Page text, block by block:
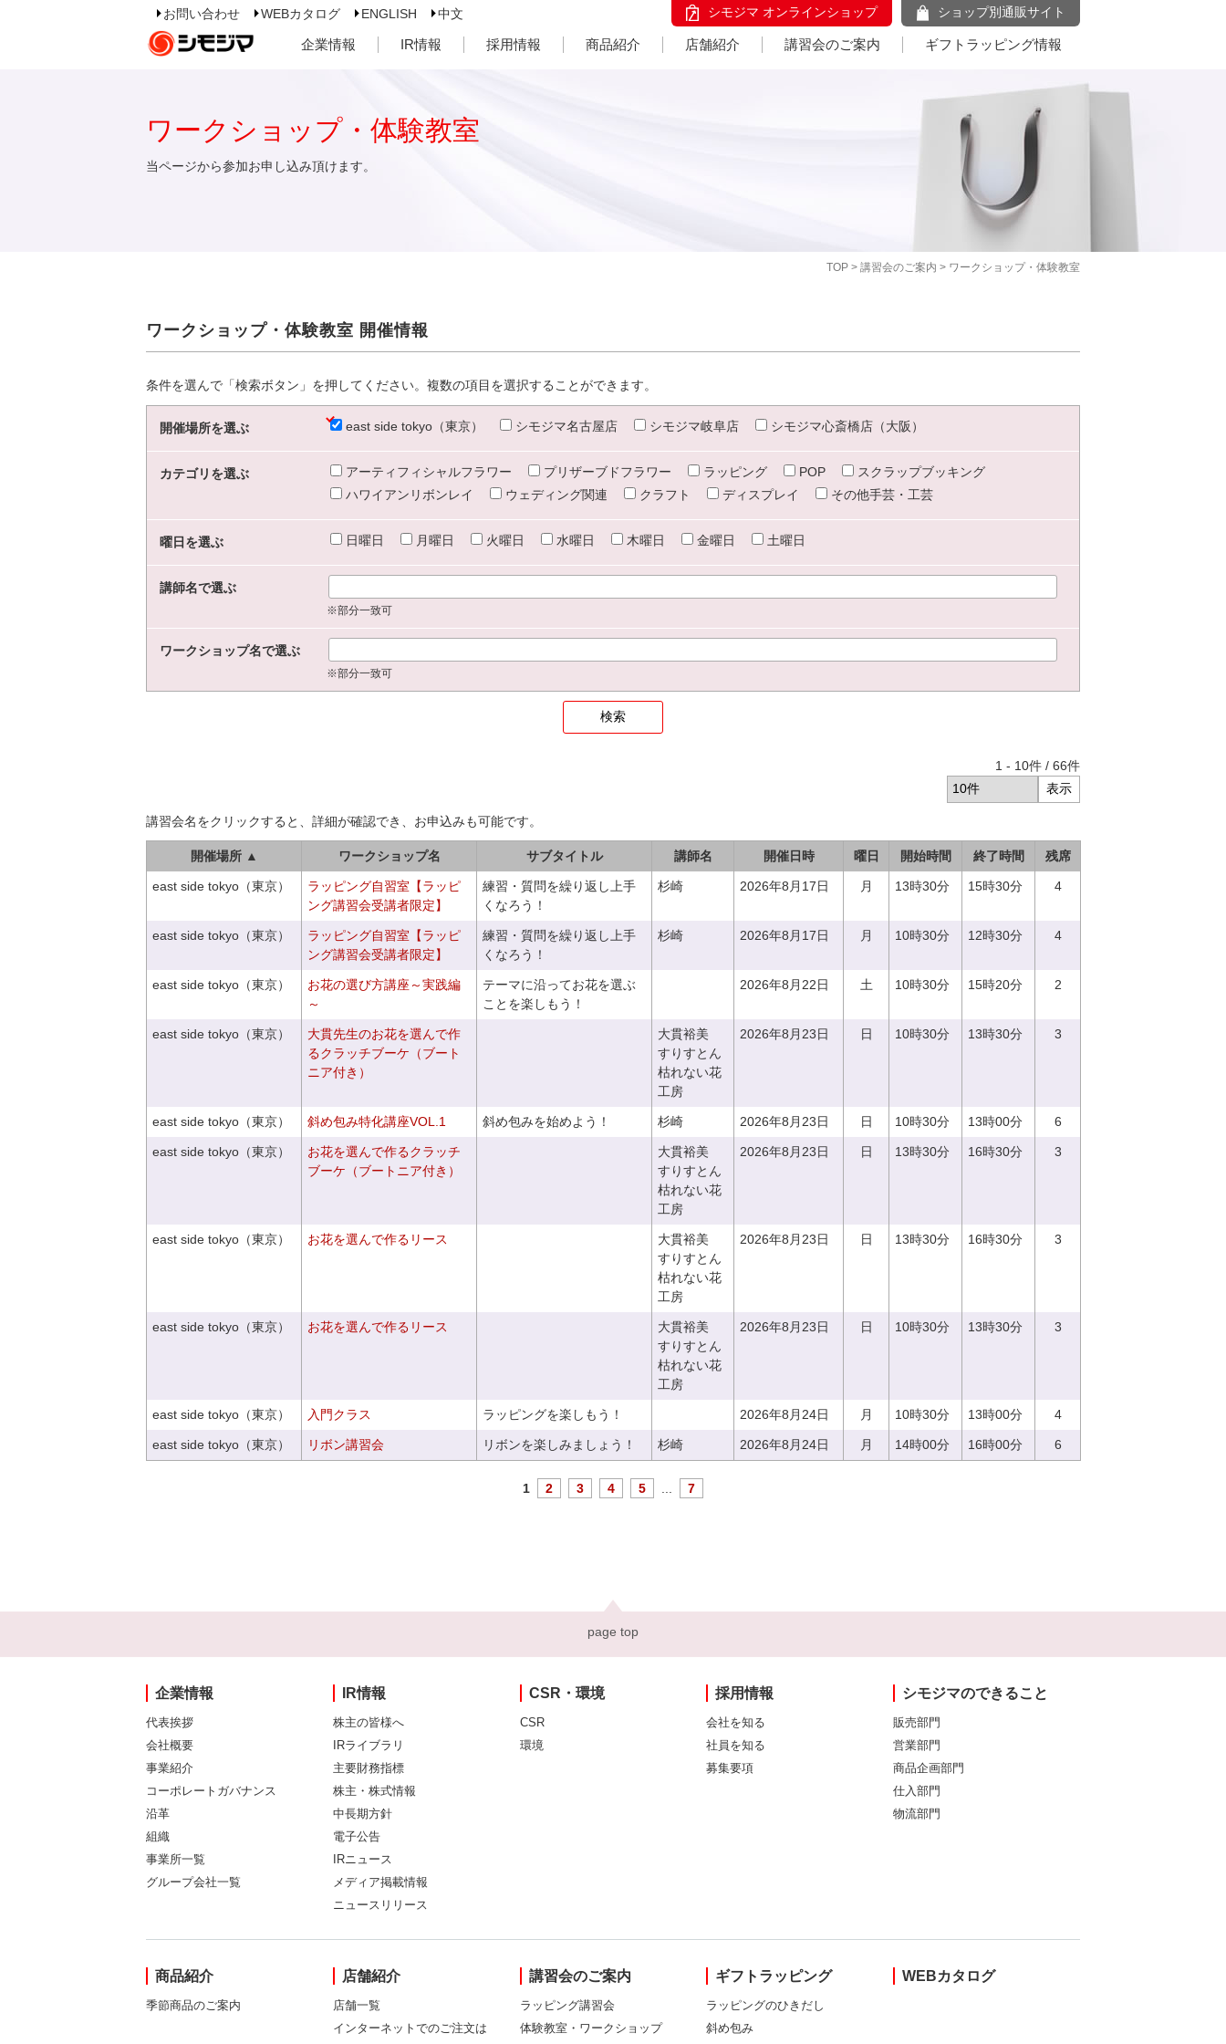
お問い合わせ WEBカタログ ENGLISH 中文 シモジマ オンラインショップ ショップ別通販サイト
企業情報 IR情報 採用情報 商品紹介 店舗紹介 講習会のご案内 ギフトラッピング情報
TOP > 講習会のご案内 > ワークショップ・体験教室
ワークショップ・体験教室
当ページから参加お申し込み頂けます。
ワークショップ・体験教室 開催情報
条件を選んで「検索ボタン」を押してください。複数の項目を選択することができます。
開催場所を選ぶ east side tokyo（東京） シモジマ名古屋店 シモジマ岐阜店 シモジマ心斎橋店（大阪）
カテゴリを選ぶ アーティフィシャルフラワー プリザーブドフラワー ラッピング POP
スクラップブッキング
ハワイアンリボンレイ
ウェディング関連 クラフト ディスプレイ その他手芸・工芸
曜日を選ぶ 日曜日 月曜日 火曜日 水曜日 木曜日 金曜日 土曜日
講師名で選ぶ
※部分一致可
ワークショップ名で選ぶ
※部分一致可
1 - 10件 / 66件
講習会名をクリックすると、詳細が確認でき、お申込みも可能です。
開催場所 ▲ ワークショップ名 サブタイトル 講師名 開催日時 曜日 開始時間 終了時間 残席
east side tokyo（東京）
ラッピング自習室【ラッピ
ング講習会受講者限定】
練習・質問を繰り返し上手
くなろう！
杉崎 2026年8月17日 月 13時30分 15時30分 4
east side tokyo（東京）
ラッピング自習室【ラッピ
ング講習会受講者限定】
練習・質問を繰り返し上手
くなろう！
杉崎 2026年8月17日 月 10時30分 12時30分 4
east side tokyo（東京）
お花の選び方講座～実践編
～
テーマに沿ってお花を選ぶ
ことを楽しもう！
2026年8月22日 土 10時30分 15時20分 2
east side tokyo（東京）
大貫先生のお花を選んで作
るクラッチブーケ（ブート
ニア付き）
大貫裕美
すりすとん
枯れない花
工房
2026年8月23日 日 10時30分 13時30分 3
east side tokyo（東京） 斜め包み特化講座VOL.1 斜め包みを始めよう！ 杉崎 2026年8月23日 日 10時30分 13時00分 6
east side tokyo（東京）
お花を選んで作るクラッチ
ブーケ（ブートニア付き）
大貫裕美
すりすとん
枯れない花
工房
2026年8月23日 日 13時30分 16時30分 3
east side tokyo（東京） お花を選んで作るリース
大貫裕美
すりすとん
枯れない花
工房
2026年8月23日 日 13時30分 16時30分 3
east side tokyo（東京） お花を選んで作るリース
大貫裕美
すりすとん
枯れない花
工房
2026年8月23日 日 10時30分 13時30分 3
east side tokyo（東京） 入門クラス ラッピングを楽しもう！ 2026年8月24日 月 10時30分 13時00分 4
east side tokyo（東京） リボン講習会 リボンを楽しみましょう！ 杉崎 2026年8月24日 月 14時00分 16時00分 6
1 2 3 4 5 7
page top
企業情報
代表挨拶
会社概要
事業紹介
コーポレートガバナンス
沿革
組織
事業所一覧
グループ会社一覧
IR情報
株主の皆様へ
IRライブラリ
主要財務指標
株主・株式情報
中長期方針
電子公告
IRニュース
メディア掲載情報
ニュースリリース
CSR・環境
CSR
環境
採用情報
会社を知る
社員を知る
募集要項
シモジマのできること
販売部門
営業部門
商品企画部門
仕入部門
物流部門
商品紹介
季節商品のご案内
店舗紹介
店舗一覧
インターネットでのご注文は
講習会のご案内
ラッピング講習会
体験教室・ワークショップ
ギフトラッピング
ラッピングのひきだし
斜め包み
WEBカタログ